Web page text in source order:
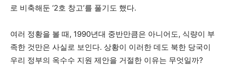
로 비축해둔 ‘2호 창고’를 풀기도 했다.
여러 정황을 볼 때, 1990년대 중반만큼은 아니어도, 식량이 부
족한 것만은 사실로 보인다. 상황이 이러한 데도 북한 당국이
우리 정부의 옥수수 지원 제안을 거절한 이유는 무엇일까?